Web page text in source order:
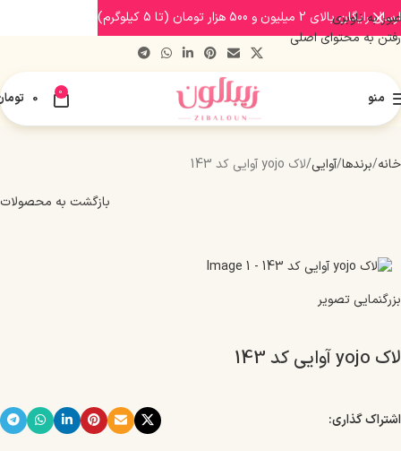
عبور به ناوبری
رفتن به محتوای اصلی
منو 0
0
خانه برندها آوایی لاک yojo آوایی کد 143
بازگشت به محصولات
بزرگنمایی تصویر
لاک yojo آوایی کد 143
اشتراک گذاری:
ارسال رایگان بالای 2 میلیون و 500 هزار تومان (تا 5 کیلوگرم)